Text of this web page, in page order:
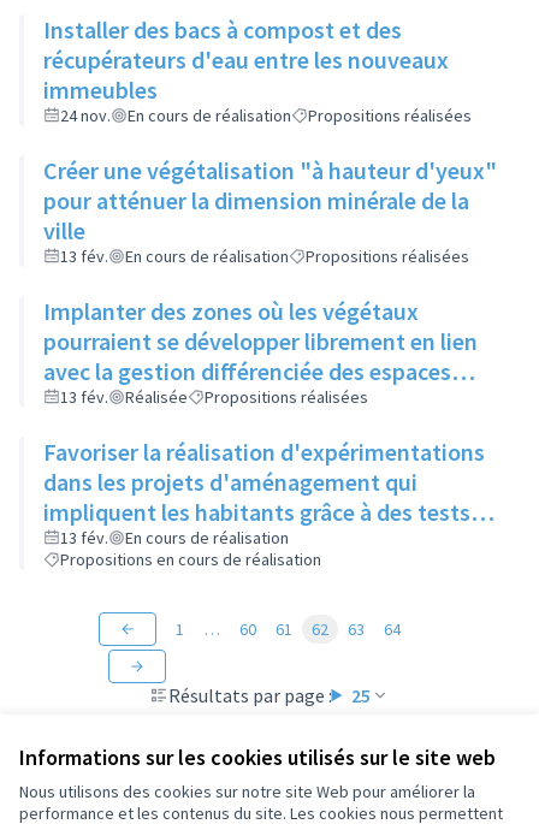
Informations sur les cookies utilisés sur le site web
Nous utilisons des cookies sur notre site Web pour améliorer la
performance et les contenus du site. Les cookies nous permettent
Installer des bacs à compost et des
récupérateurs d'eau entre les nouveaux
immeubles
24 nov. En cours de réalisation Propositions réalisées
Créer une végétalisation "à hauteur d'yeux"
pour atténuer la dimension minérale de la
ville
13 fév. En cours de réalisation Propositions réalisées
Implanter des zones où les végétaux
pourraient se développer librement en lien
avec la gestion différenciée des espaces
verts
13 fév. Réalisée Propositions réalisées
Favoriser la réalisation d'expérimentations
dans les projets d'aménagement qui
impliquent les habitants grâce à des tests
"grandeur nature" (mobilier, jeux, food-
truck...)
13 fév.
En cours de réalisation
Propositions en cours de réalisation
Résultats par page : 25
1 … 60 61 62 63 64
Conditions d'utilisation